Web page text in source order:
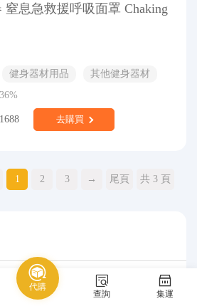
代購
查詢 集運
息急救援呼吸面罩 Chaking
健身器材用品
其他健身器材
1688 去購買
1 2 3 → 尾頁 共 3 頁